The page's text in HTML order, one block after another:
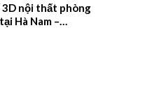
nội thất phòng
Hà Nam –